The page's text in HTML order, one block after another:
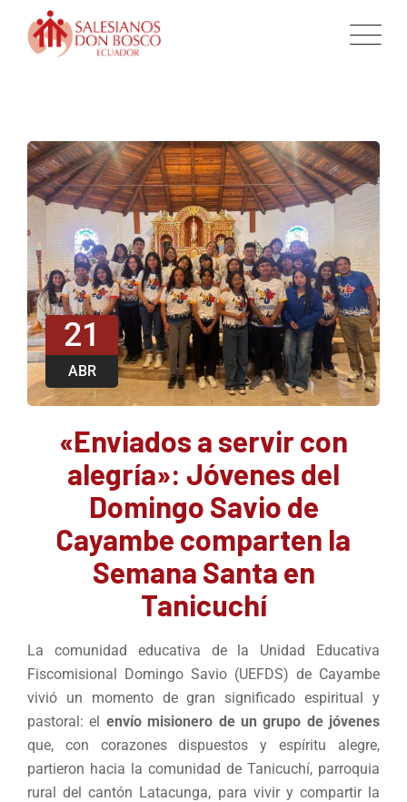
21
ABR
«Enviados a servir con
alegría»: Jóvenes del
Domingo Savio de
Cayambe comparten la
Semana Santa en
Tanicuchí
La comunidad educativa de la Unidad Educativa
Fiscomisional Domingo Savio (UEFDS) de Cayambe
vivió un momento de gran significado espiritual y
pastoral: el envío misionero de un grupo de jóvenes
que, con corazones dispuestos y espíritu alegre,
partieron hacia la comunidad de Tanicuchí, parroquia
rural del cantón Latacunga, para vivir y compartir la